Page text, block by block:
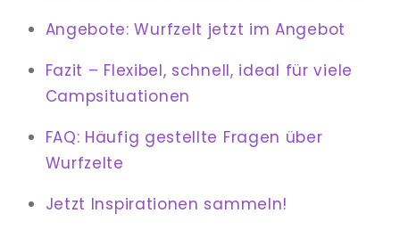
Angebote: Wurfzelt jetzt im Angebot
Fazit – Flexibel, schnell, ideal für viele
Campsituationen
FAQ: Häufig gestellte Fragen über
Wurfzelte
Jetzt Inspirationen sammeln!